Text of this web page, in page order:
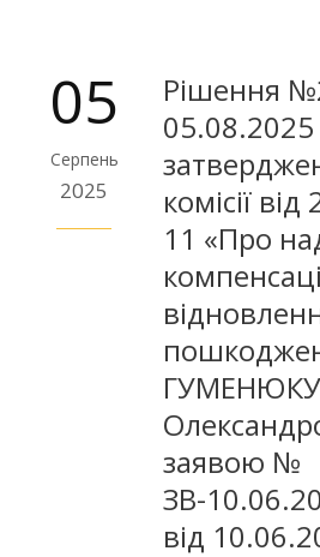
05
Серпень
2025
Рішення
комісії
11 «Про
ГУМЕНЮКУ
заявою №
ЗВ-
від